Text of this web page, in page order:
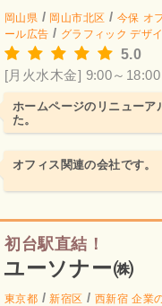
岡山県 / 岡山市北区 / 今保 オ
ール広告 / グラフィック デザ
5.0
[月火水木金] 9:00～18:00
ホームページのリニューア
た。
オフィス関連の会社です。
初台駅直結！
ユーソナー㈱
東京都 /新宿区 / 西新宿 企業